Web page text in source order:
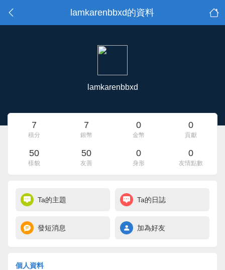
lamkarenbbxd的資料
lamkarenbbxd
7
積分
7
銀幣
0
金幣
0
貢獻
50
樣貌
50
友善
0
身形
0
友情點數
Ta的主題 Ta的日誌
發短消息 加為好友
個人資料